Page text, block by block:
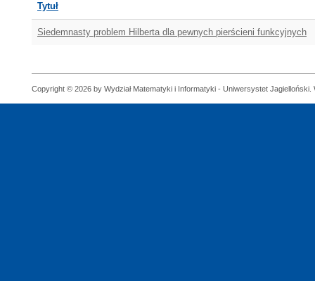
Tytuł
Siedemnasty problem Hilberta dla pewnych pierścieni funkcyjnych
Copyright © 2026 by Wydział Matematyki i Informatyki - Uniwersystet